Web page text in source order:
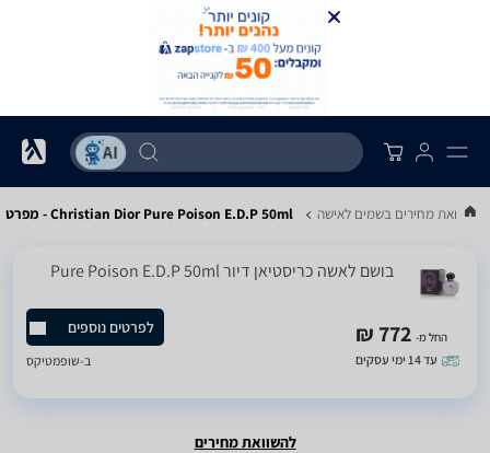
השוואת מחירים בשמים לאישה Christian Dior Pure Poison E.D.P 50ml - מפרט
בושם לאשה כריסטיאן דיור Pure Poison E.D.P 50ml
החל מ- 772 ₪
עד 14 ימי עסקים
לפרטים נוספים
ב-שופמטיקס
להשוואת מחירים